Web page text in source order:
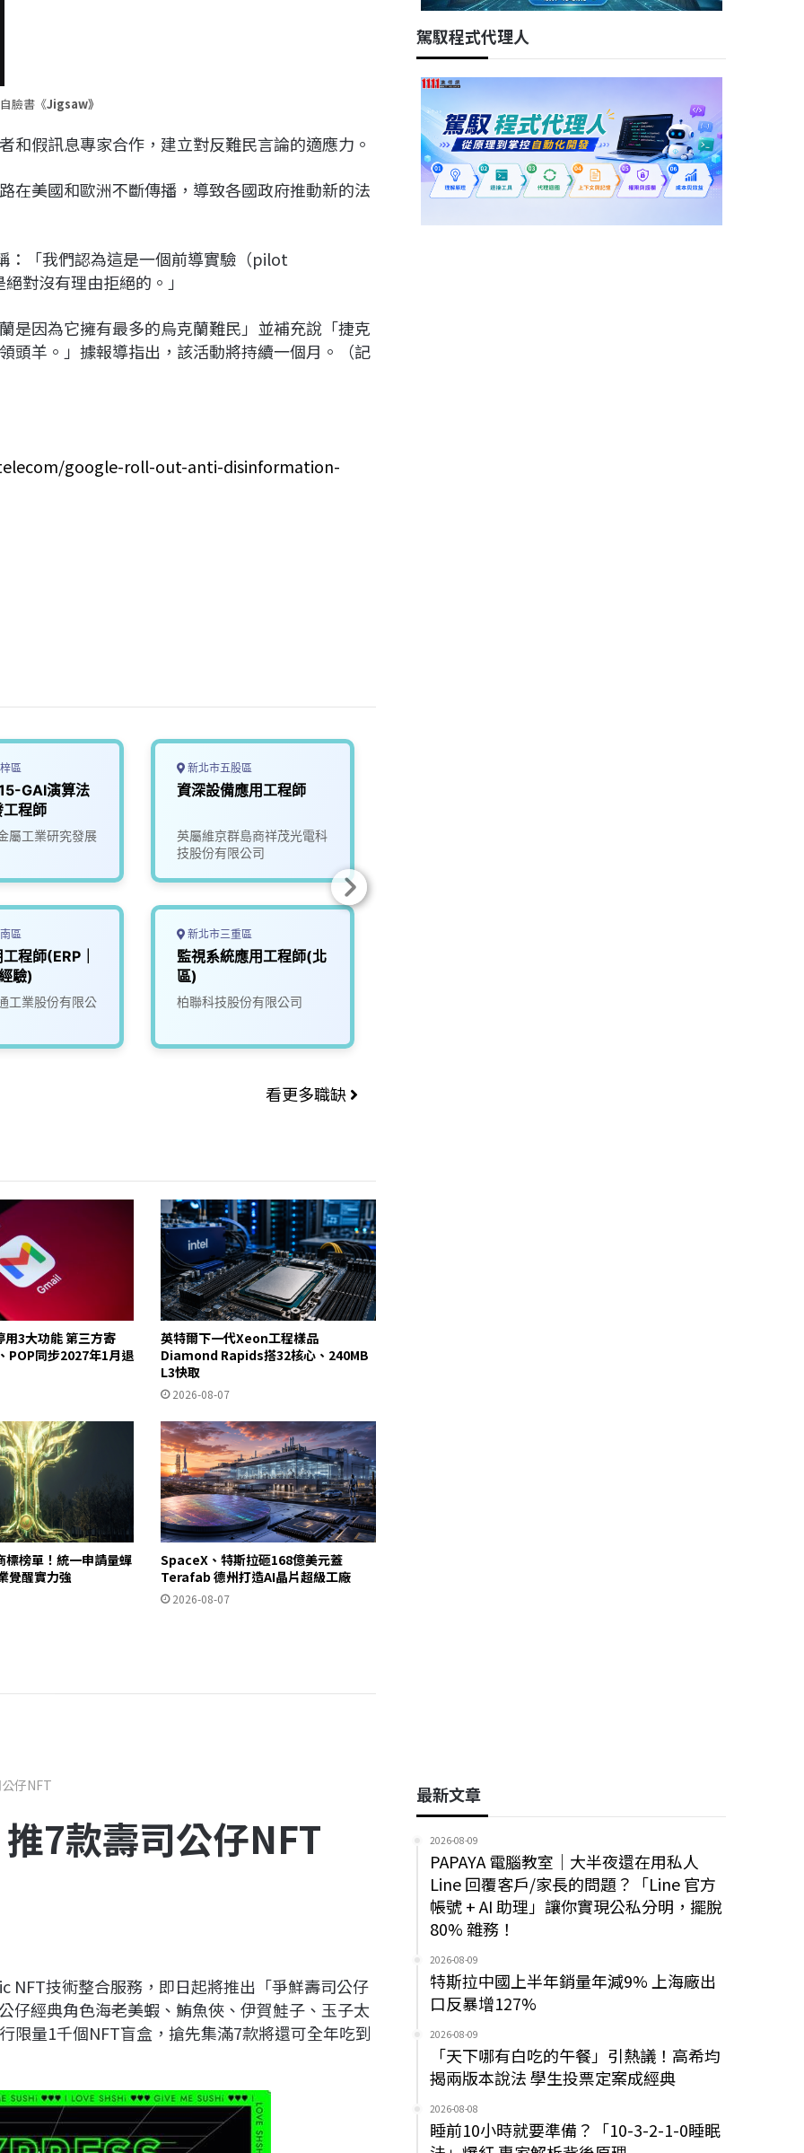
臉書《Jigsaw》
和假訊息專家合作，建立對反難民言論的適應力。
在美國和歐洲不斷傳播，導致各國政府推動新的法
「我們認為這是一個前導實驗（pilot
對沒有理由拒絕的。」
是因為它擁有最多的烏克蘭難民」並補充說「捷克
頭羊。」據報導指出，該活動將持續一個月。（記
google-roll-out-anti-disinformation-
區
GAI演算法
程師
屬工業研究發展
區
程師(ERP｜
驗)
工業股份有限公
新北市五股區
資深設備應用工程師
英屬維京群島商祥茂光電科
技股份有限公司
新北市三重區
監視系統應用工程師(北
區)
柏聯科技股份有限公司
看更多職缺
3大功能 第三方寄
同步2027年1月退
英特爾下一代Xeon工程樣品
Diamond Rapids搭32核心、240MB
L3快取
2026-08-07
標榜單！統一申請量蟬
覺醒實力強
SpaceX、特斯拉砸168億美元蓋
Terafab 德州打造AI晶片超級工廠
2026-08-07
駕馭程式代理人